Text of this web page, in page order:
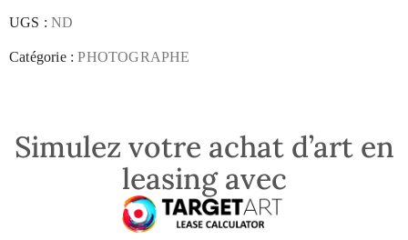
UGS :ND
Catégorie :PHOTOGRAPHE
Simulez votre achat d’art en
leasing avec